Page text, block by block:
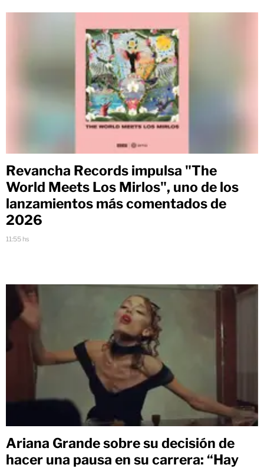
Revancha Records impulsa "The
World Meets Los Mirlos", uno de los
lanzamientos más comentados de
2026
11:55 hs
Ariana Grande sobre su decisión de
hacer una pausa en su carrera: “Hay